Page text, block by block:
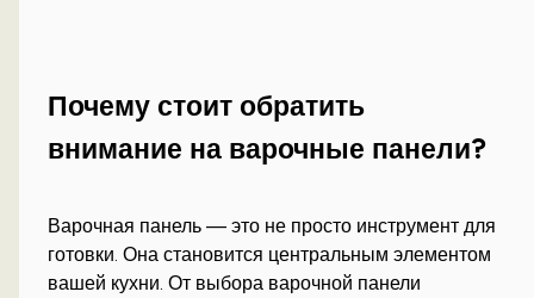
Почему стоит обратить
внимание на варочные панели?
Варочная панель — это не просто инструмент для
готовки. Она становится центральным элементом
вашей кухни. От выбора варочной панели